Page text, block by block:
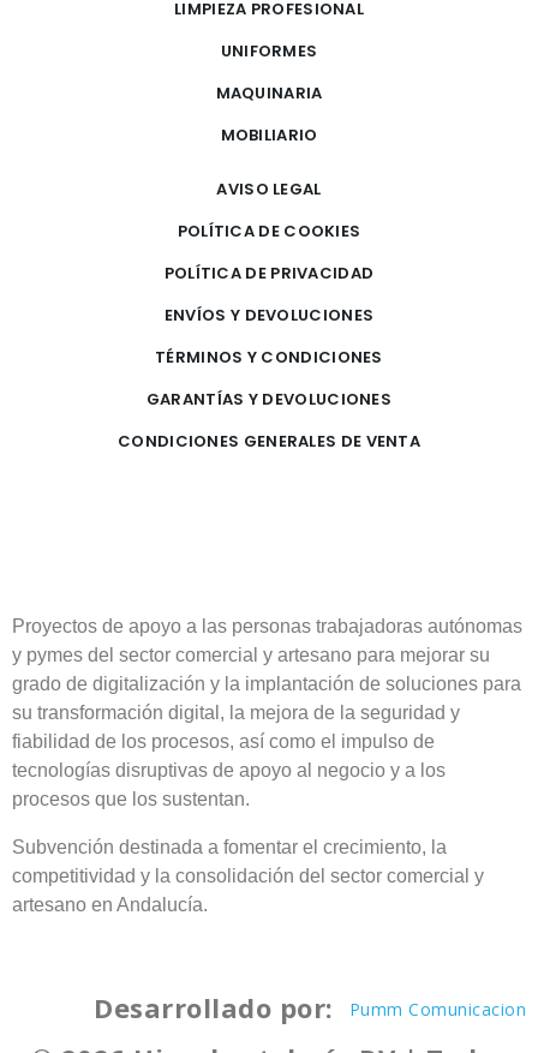
LIMPIEZA PROFESIONAL
UNIFORMES
MAQUINARIA
MOBILIARIO
AVISO LEGAL
POLÍTICA DE COOKIES
POLÍTICA DE PRIVACIDAD
ENVÍOS Y DEVOLUCIONES
TÉRMINOS Y CONDICIONES
GARANTÍAS Y DEVOLUCIONES
CONDICIONES GENERALES DE VENTA
Proyectos de apoyo a las personas trabajadoras autónomas
y pymes del sector comercial y artesano para mejorar su
grado de digitalización y la implantación de soluciones para
su transformación digital, la mejora de la seguridad y
fiabilidad de los procesos, así como el impulso de
tecnologías disruptivas de apoyo al negocio y a los
procesos que los sustentan.
Subvención destinada a fomentar el crecimiento, la
competitividad y la consolidación del sector comercial y
artesano en Andalucía.
Desarrollado por: Pumm Comunicacion